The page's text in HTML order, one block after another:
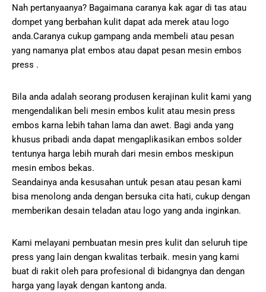
Nah pertanyaanya? Bagaimana caranya kak agar di tas atau
dompet yang berbahan kulit dapat ada merek atau logo
anda.Caranya cukup gampang anda membeli atau pesan
yang namanya plat embos atau dapat pesan mesin embos
press .
Bila anda adalah seorang produsen kerajinan kulit kami yang
mengendalikan beli mesin embos kulit atau mesin press
embos karna lebih tahan lama dan awet. Bagi anda yang
khusus pribadi anda dapat mengaplikasikan embos solder
tentunya harga lebih murah dari mesin embos meskipun
mesin embos bekas.
Seandainya anda kesusahan untuk pesan atau pesan kami
bisa menolong anda dengan bersuka cita hati, cukup dengan
memberikan desain teladan atau logo yang anda inginkan.
Kami melayani pembuatan mesin pres kulit dan seluruh tipe
press yang lain dengan kwalitas terbaik. mesin yang kami
buat di rakit oleh para profesional di bidangnya dan dengan
harga yang layak dengan kantong anda.